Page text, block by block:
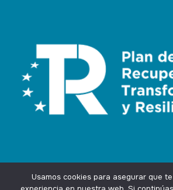
Usamos cookies para asegurar que